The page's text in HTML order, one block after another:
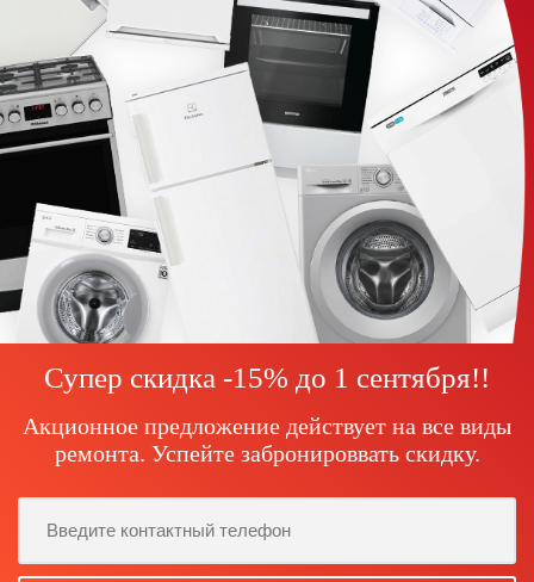
Супер скидка -15% до 1 сентября!!
Акционное предложение действует на все виды
ремонта. Успейте забронироввать скидку.